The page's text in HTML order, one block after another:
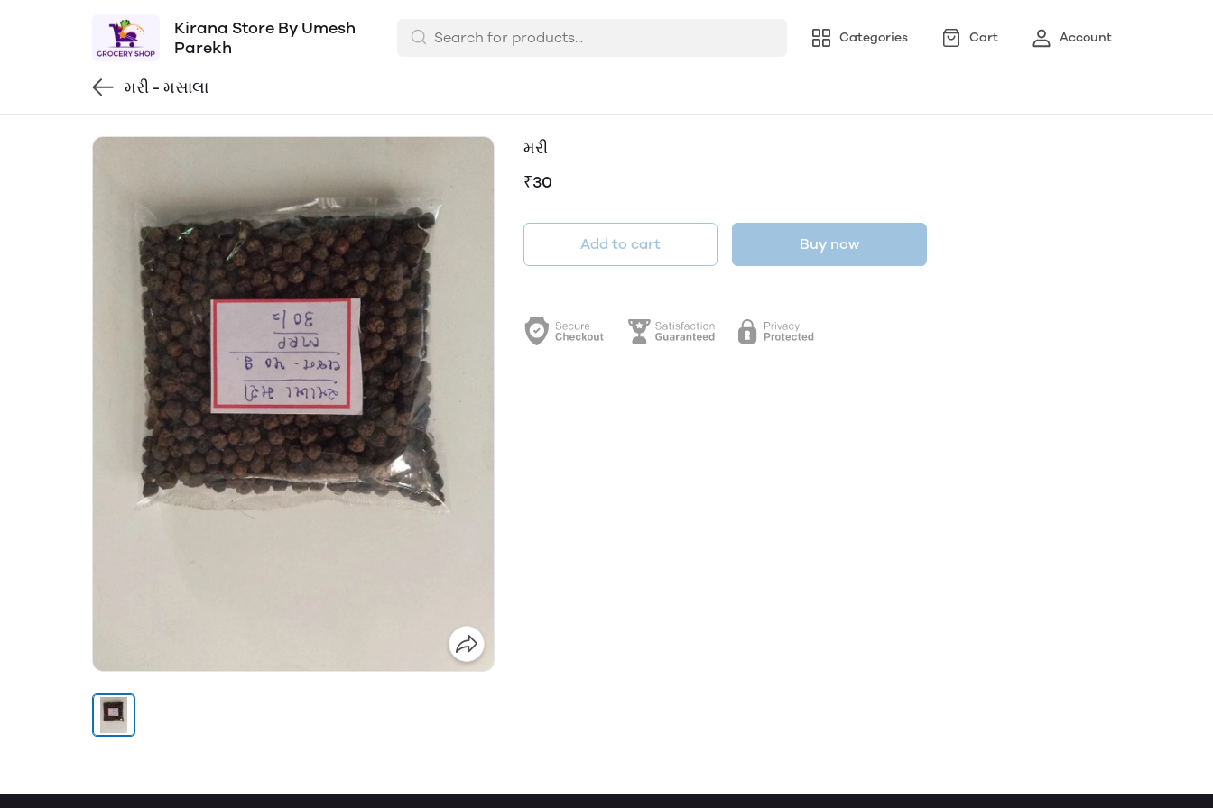
Kirana Store By Umesh
Parekh
Categories Cart Account
મરી - મસાલા
મરી
₹30
Add to cart Buy now